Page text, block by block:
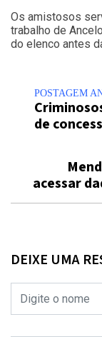
Os amistosos
trabalho de
do elenco antes
POSTAGEM
de
acessar
DEIXE UMA